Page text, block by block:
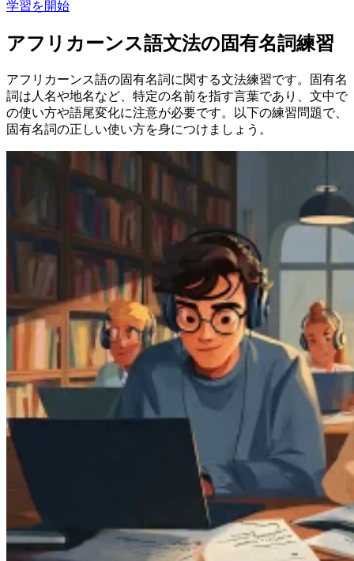
学習を開始
アフリカーンス語文法の固有名詞練習
アフリカーンス語の固有名詞に関する文法練習です。固有名
詞は人名や地名など、特定の名前を指す言葉であり、文中で
の使い方や語尾変化に注意が必要です。以下の練習問題で、
固有名詞の正しい使い方を身につけましょう。